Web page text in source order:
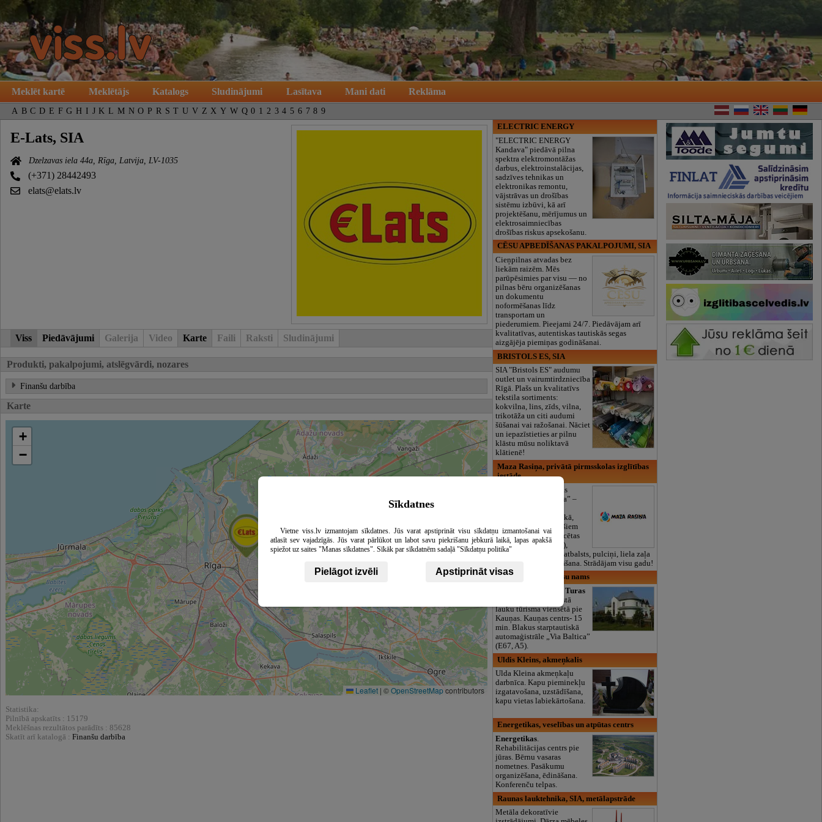
Meklēt kartē Meklētājs Katalogs Sludinājumi Lasītava Mani dati Reklāma
A B C D E F G H I J K L M N O P R S T U V Z X Y W Q 0 1 2 3 4 5 6 7 8 9
E-Lats, SIA
Dzelzavas iela 44a, Rīga, Latvija, LV-1035
(+371) 28442493
elats@elats.lv
Viss Piedāvājumi Galerija Video Karte Faili Raksti Sludinājumi
Produkti, pakalpojumi, atslēgvārdi, nozares
Finanšu darbība
Karte
+
−
Leaflet | ©OpenStreetMapcontributors
Statistika:
Pilnībā apskatīts : 15179
Meklēšnas rezultātos parādīts : 85628
Skatīt arī katalogā : Finanšu darbība
ELECTRIC ENERGY
"ELECTRIC ENERGY
Kandava" piedāvā pilna
spektra elektromontāžas
darbus, elektroinstalācijas,
sadzīves tehnikas un
elektronikas remontu,
vājstrāvas un drošības
sistēmu izbūvi, kā arī
projektēšanu, mērījumus un
elektrosaimniecības
drošības riskus apsekošanu.
CĒSU APBEDĪŠANAS PAKALPOJUMI, SIA
Cieņpilnas atvadas bez
liekām raizēm. Mēs
parūpēsimies par visu — no
pilnas bēru organizēšanas
un dokumentu
noformēšanas līdz
transportam un
piederumiem. Pieejami 24/7. Piedāvājam arī
kvalitatīvas, autentiskas tautiskās segas
aizgājēja piemiņas godināšanai.
BRISTOLS ES, SIA
SIA "Bristols ES" audumu
outlet un vairumtirdzniecība
Rīgā. Plašs un kvalitatīvs
tekstila sortiments:
kokvilna, lins, zīds, vilna,
trikotāža un citi audumi
šūšanai vai ražošanai. Nāciet
un iepazīstieties ar pilnu
klāstu mūsu noliktavā
klātienē!
Maza Rasiņa, privātā pirmsskolas izglītības
iestāde
Pirmsskolas izglītības
iestāde “Maza Rasiņa” –
Pārdaugavā, Zasulaukā,
bērniem no 10 mēnešiem
līdz 6 gadiem. Licencētas
programmas (LV/RU),
logopēds, speciālais atbalsts, pulciņi, liela zaļa
teritorija un 3x ēdināšana. Strādājam visu gadu!
Nemuno Turas, viesu nams
Nemuno Turas
aicina atpūsties skaistā
lauku tūrisma viensētā pie
Kauņas. Kauņas centrs- 15
min. Blakus starptautiskā
automaģistrāle „Via Baltica”
(E67, A5).
Uldis Kleins, akmeņkalis
Ulda Kleina akmeņkaļu
darbnīca. Kapu pieminekļu
izgatavošana, uzstādīšana,
kapu vietas labiekārtošana.
Energetikas, veselības un atpūtas centrs
Energetikas.
Rehabilitācijas centrs pie
jūras. Bērnu vasaras
nometnes. Pasākumu
organizēšana, ēdināšana.
Konferenču telpas.
Raunas lauktehnika, SIA, metālapstrāde
Metāla dekoratīvie
Sīkdatnes
Vietne viss.lv izmantojam sīkdatnes. Jūs varat apstiprināt visu sīkdatņu izmantošanai vai
atlasīt sev vajadzīgās. Jūs varat pārlūkot un labot savu piekrišanu jebkurā laikā, lapas apakšā
spiežot uz saites "Manas sīkdatnes". Sīkāk par sīkdatnēm sadaļā "Sīkdatņu politika"
Pielāgot izvēli Apstiprināt visas